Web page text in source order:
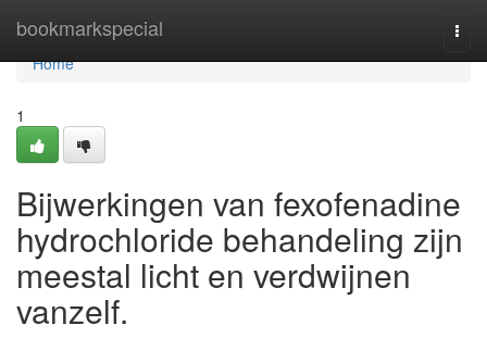
bookmarkspecial
Home
Home
1
Bijwerkingen van fexofenadine
hydrochloride behandeling zijn
meestal licht en verdwijnen
vanzelf.